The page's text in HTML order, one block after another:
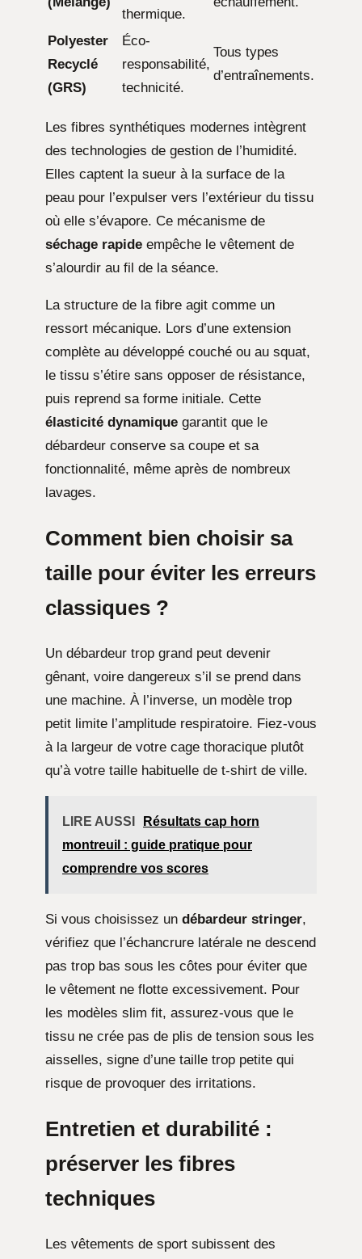
thermique.
Polyester
Recyclé
(GRS)
Éco-
responsabilité,
technicité.
Tous types
d’entraînements.
Les fibres synthétiques modernes intègrent
des technologies de gestion de l’humidité.
Elles captent la sueur à la surface de la
peau pour l’expulser vers l’extérieur du tissu
où elle s’évapore. Ce mécanisme de
séchage rapide empêche le vêtement de
s’alourdir au fil de la séance.
La structure de la fibre agit comme un
ressort mécanique. Lors d’une extension
complète au développé couché ou au squat,
le tissu s’étire sans opposer de résistance,
puis reprend sa forme initiale. Cette
élasticité dynamique garantit que le
débardeur conserve sa coupe et sa
fonctionnalité, même après de nombreux
lavages.
Comment bien choisir sa
taille pour éviter les erreurs
classiques ?
Un débardeur trop grand peut devenir
gênant, voire dangereux s’il se prend dans
une machine. À l’inverse, un modèle trop
petit limite l’amplitude respiratoire. Fiez-vous
à la largeur de votre cage thoracique plutôt
qu’à votre taille habituelle de t-shirt de ville.
LIRE AUSSI
Résultats cap horn
montreuil : guide pratique pour
comprendre vos scores
Si vous choisissez un débardeur stringer,
vérifiez que l’échancrure latérale ne descend
pas trop bas sous les côtes pour éviter que
le vêtement ne flotte excessivement. Pour
les modèles slim fit, assurez-vous que le
tissu ne crée pas de plis de tension sous les
aisselles, signe d’une taille trop petite qui
risque de provoquer des irritations.
Entretien et durabilité :
préserver les fibres
techniques
Les vêtements de sport subissent des